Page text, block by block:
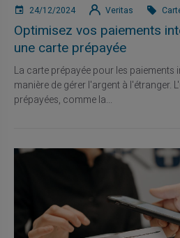
24/12/2024 Veritas
Optimisez vos paiements
une carte prépayée
La carte prépayée pour les
manière de gérer l'argent à l'étranger.
prépayées, comme la...